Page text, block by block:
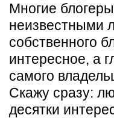
Многие
неизвестными
собственного
интересное, а
самого
Скажу сразу:
десятки